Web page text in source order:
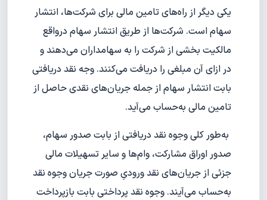
یکی‌ دیگر از راه‌های تامین مالی برای شرکت‌ها، انتشار
سهام است. شرکت‌ها از طریق انتشار سهام در‌واقع
مالکیت بخشی از شرکت را به سهامداران می‌دهند و
در ازای آن مبلغی را دریافت می‌کنند. وجه نقد دریافتی
بابت انتشار سهام از جمله جریان‌های نقدی حاصل از
تامین مالی به‌حساب می‌آید.
به‌طور کلی وجوه نقد دریافتی از بابت صدور سهام،
صدور اوراق مشارکت، وام‌ها و سایر تسهیلات مالی
جزئی از جریان‌های نقد ورودیِ صورت جریان وجوه نقد
به‌حساب می‌آیند. وجوه نقد پرداختی بابت بازپرداخت